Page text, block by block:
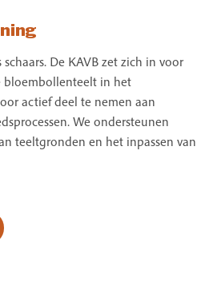
De KAVB zet zich in voor
bloembollenteelt in het
actief deel te nemen aan
We ondersteunen
teeltgronden en het inpassen van